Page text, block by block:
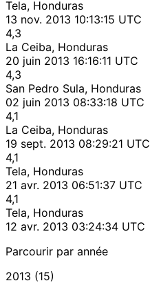
Tela, Honduras
13 nov. 2013 10:13:15 UTC
4,3
La Ceiba, Honduras
20 juin 2013 16:16:11 UTC
4,3
San Pedro Sula, Honduras
02 juin 2013 08:33:18 UTC
4,1
La Ceiba, Honduras
19 sept. 2013 08:29:21 UTC
4,1
Tela, Honduras
21 avr. 2013 06:51:37 UTC
4,1
Tela, Honduras
12 avr. 2013 03:24:34 UTC
Parcourir par année
2013 (15)